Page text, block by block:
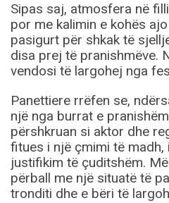
Sipas saj, atmosfera në
por me kalimin e kohës
pasigurt për shkak të
disa prej të pranishmëve.
vendosi të largohej nga
Panettiere rrëfen se,
një nga burrat e
përshkruan si aktor dhe
fitues i një çmimi të madh,
justifikim të çuditshëm.
përball me një situatë të
tronditi dhe e bëri të